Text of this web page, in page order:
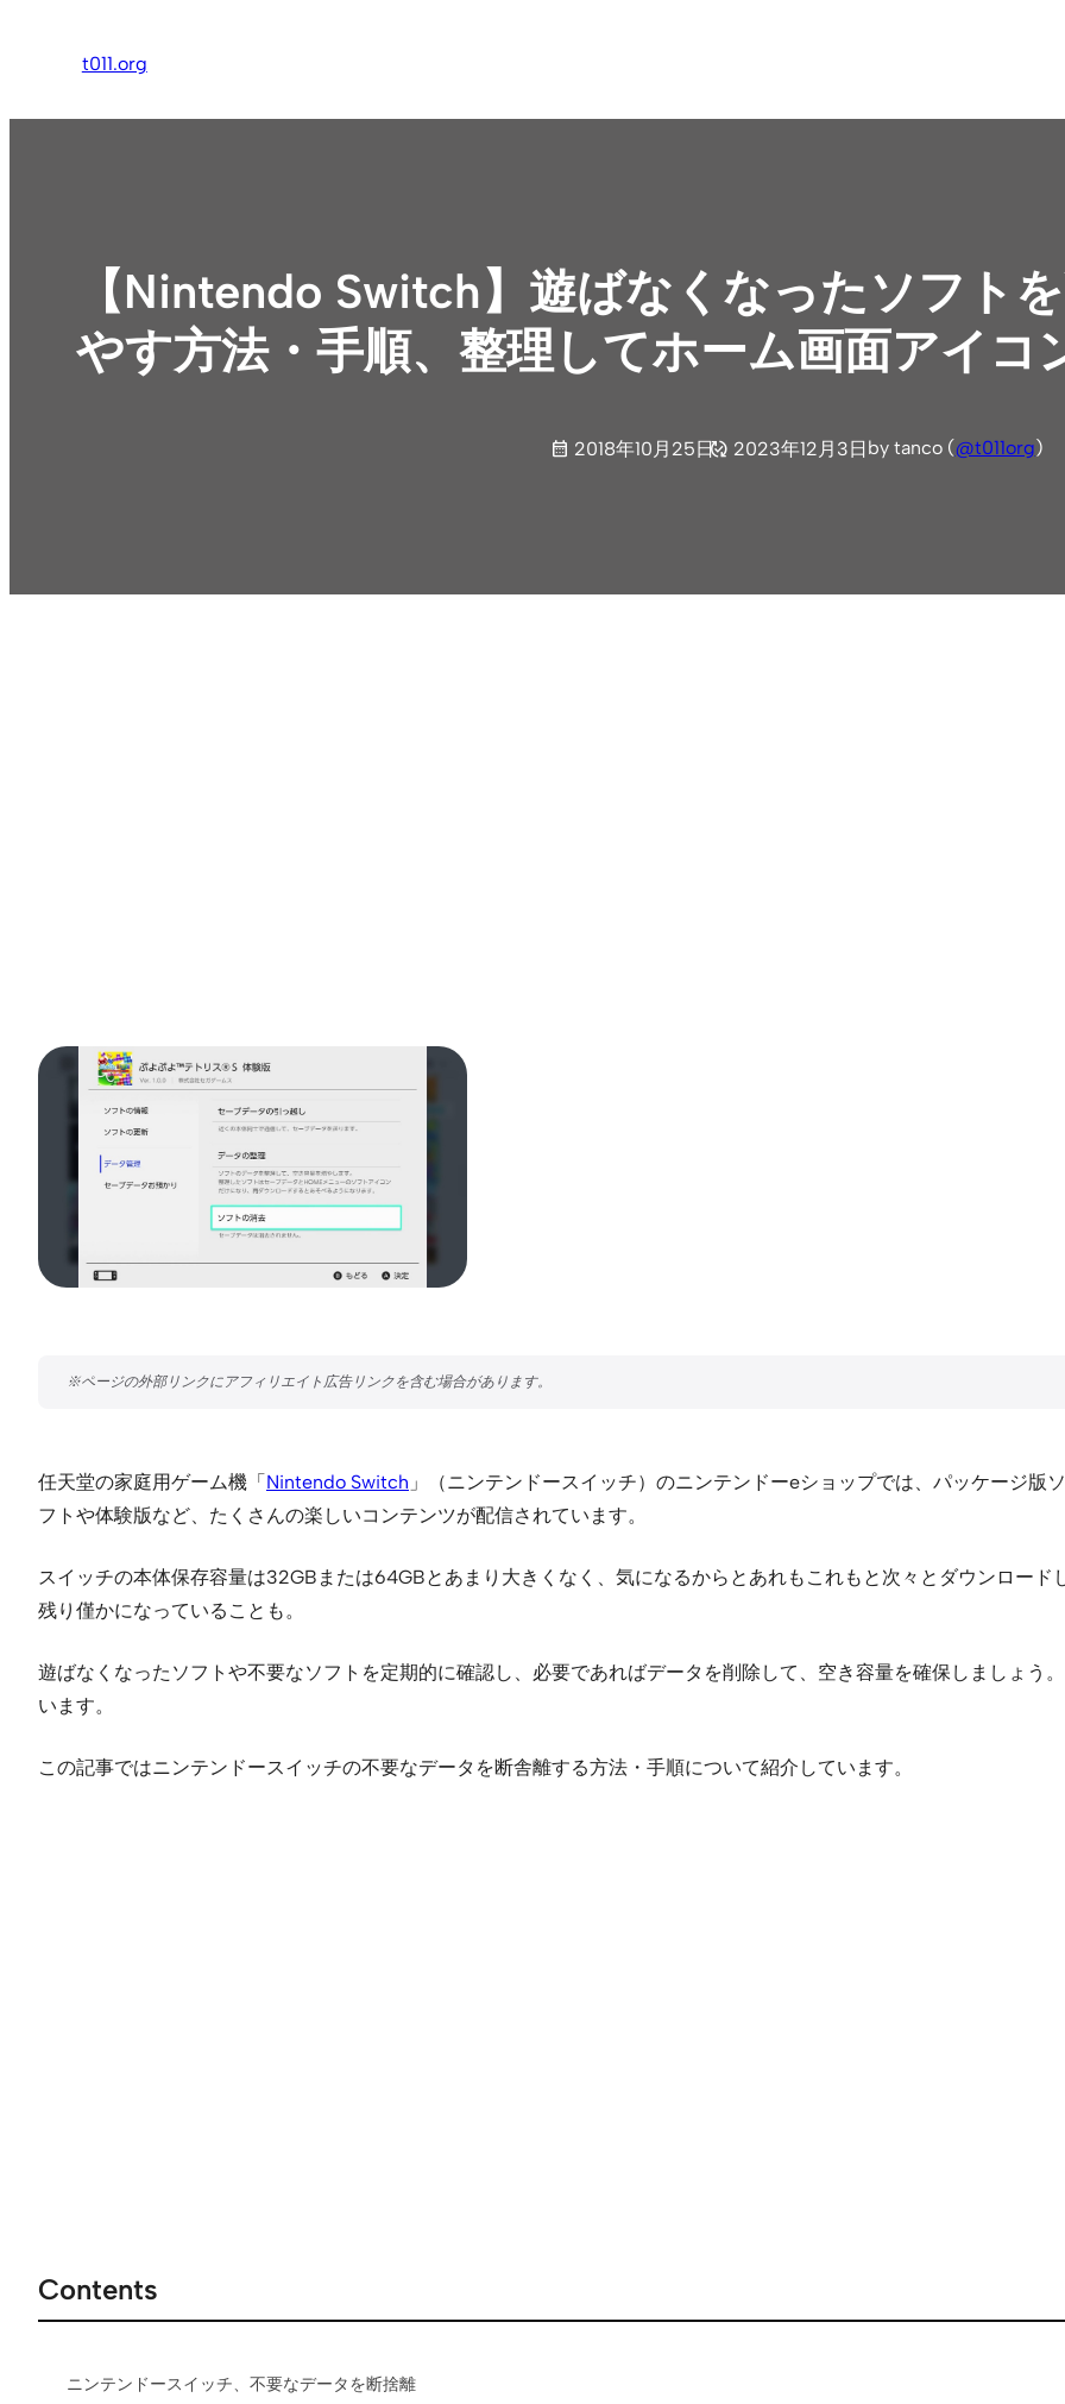
ス
t011.org
【Nintendo Switch】遊ばなくなったソフト
やす方法・手順、整理してホーム画面アイコ
2018年10月25日 2023年12月3日 by tanco (@t011org)
任天堂の家庭用ゲーム機「Nintendo Switch 」（ニンテンドースイッチ）のニンテンドーeショップでは、パッケージ
フトや体験版など、たくさんの楽しいコンテンツが配信されています。
スイッチの本体保存容量は32GBまたは64GBとあまり大きくなく、気になるからとあれもこれもと次々とダウンロー
残り僅かになっていることも。
遊ばなくなったソフトや不要なソフトを定期的に確認し、必要であればデータを削除して、空き容量を確保しましょう
います。
この記事ではニンテンドースイッチの不要なデータを断舎離する方法・手順について紹介しています。
Contents
ニンテンドースイッチ、不要なデータを断捨離